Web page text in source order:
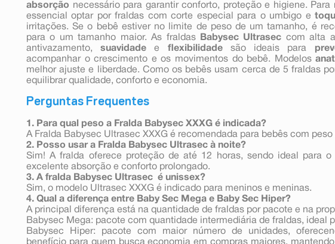
absorção necessário para garantir conforto, proteção e higiene. Para
essencial optar por fraldas com corte especial para o umbigo e
irritações. Se o bebê estiver no limite de peso de um tamanho, é
para o um tamanho maior. As fraldas
Babysec Ultrasec com alta
antivazamento,suavidade e flexibilidadesão ideais para
acompanhar o crescimento e os movimentos do bebê. Modelos
melhor ajuste e liberdade. Como os bebês usam cerca de 5 fraldas
equilibrar qualidade, conforto e economia.
Perguntas Frequentes
1. Para qual peso a Fralda Babysec XXXG é indicada?
A Fralda Babysec Ultrasec XXXG é recomendada para bebês com
2. Posso usar a Fralda Babysec Ultrasec à noite?
Sim! A fralda oferece proteção de até 12 horas, sendo ideal para o
excelente absorção e conforto prolongado.
3. A fralda Babysec Ultrasec é unissex?
Sim, o modelo Ultrasec XXXG é indicado para meninos e meninas.
4. Qual a diferença entre Baby Sec Mega e Baby Sec Hiper?
A principal diferença está na quantidade de fraldas por pacote e na
Babysec Mega: pacote com quantidade intermediária de fraldas, ideal
Babysec Hiper: pacote com maior número de unidades,
benefício para quem busca economia em compras maiores,